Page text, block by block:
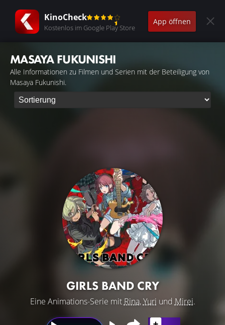
KinoCheck
Kostenlos im Google Play Store
App öffnen
MASAYA FUKUNISHI
Alle Informationen zu Filmen und Serien mit der Beteiligung von
Masaya Fukunishi.
GIRLS BAND CRY
Eine Animations-Serie mit Rina,Yuri und Mirei.